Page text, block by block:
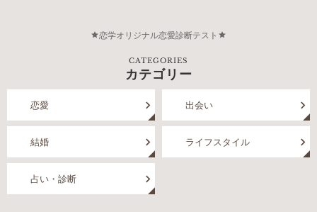
恋学オリジナル恋愛診断テスト
CATEGORIES
カテゴリー
恋愛 出会い
結婚 ライフスタイル
占い・診断